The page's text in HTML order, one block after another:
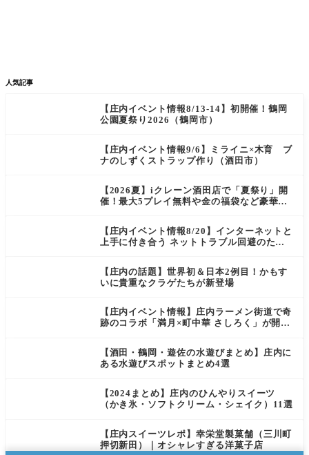
人気記事
【庄内イベント情報8/13-14】初開催！鶴岡
公園夏祭り2026（鶴岡市）
【庄内イベント情報9/6】ミライニ×木育 ブ
ナのしずくストラップ作り（酒田市）
【2026夏】iクレーン酒田店で「夏祭り」開
催！最大5プレイ無料や金の福袋など豪華企
【庄内イベント情報8/20】インターネットと
上手に付き合う ネットトラブル回避のため
【庄内の話題】世界初＆日本2例目！かもす
いに貴重なクラゲたちが新登場
【庄内イベント情報】庄内ラーメン街道で奇
跡のコラボ「満月×町中華 さしろく」が開催
【酒田・鶴岡・遊佐の水遊びまとめ】庄内に
ある水遊びスポットまとめ4選
【2024まとめ】庄内のひんやりスイーツ
（かき氷・ソフトクリーム・シェイク）11選
【庄内スイーツレポ】幸栄堂製菓舗（三川町
押切新田）｜オシャレすぎる洋菓子店